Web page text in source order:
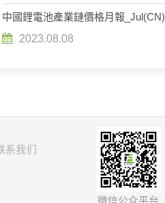
中國鋰電池產業鏈價格月報_Jul(CN)
2023.08.08
系我们
微信公众平台